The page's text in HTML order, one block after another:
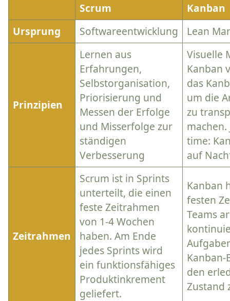
Scrum
Kanban
Ursprung
Softwareentwicklung Lean
Prinzipien
Lernen aus
Erfahrungen,
Selbstorganisation,
Priorisierung und
Messen der Erfolge
und Misserfolge zur
ständigen
Verbesserung
Visuelle
Kanban
das
um die
zu
machen.
time:
auf
Zeitrahmen
Scrum ist in Sprints
unterteilt, die einen
feste Zeitrahmen
von 1-4 Wochen
haben. Am Ende
jedes Sprints wird
ein funktionsfähiges
Produktinkrement
geliefert.
Kanban
festen
Teams
den
Zustand